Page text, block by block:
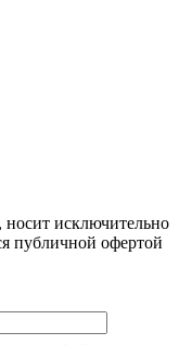
исключительно
публичной офертой